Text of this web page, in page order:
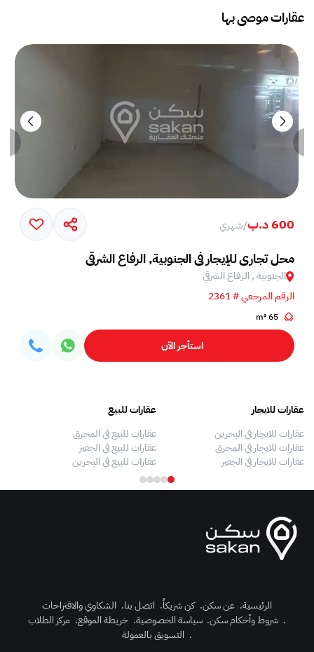
عقارات موصى بها
600 د.ب /شهري
محل تجاري للإيجار في الجنوبية, الرفاع الشرقي
الجنوبية , الرفاع الشرقي
الرقم المرجعي # 2361
65 m²
استأجر الآن
عقارات للايجار
عقارات للايجار في البحرين
عقارات للايجار في المحرق
عقارات للايجار في الجفير
عقارات للبيع
عقارات للبيع في المحرق
عقارات للبيع في الجفير
عقارات للبيع في البحرين
الرئيسية. عن سكن. كن شريكاً. اتصل بنا. الشكاوي والاقتراحات
. شروط وأحكام سكن. سياسة الخصوصية. خريطة الموقع. مركز الطلاب
. التسويق بالعمولة